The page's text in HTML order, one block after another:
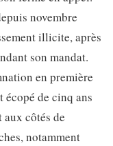
novembre
illicite, après
son mandat.
en première
de cinq ans
côtés de
notamment